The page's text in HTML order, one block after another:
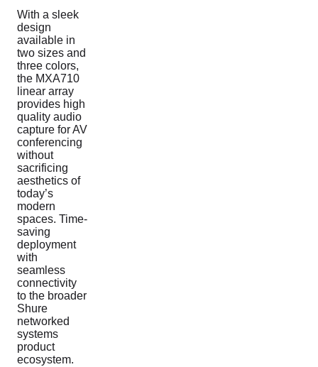
With a sleek
design
available in
two sizes and
three colors,
the MXA710
linear array
provides high
quality audio
capture for AV
conferencing
without
sacrificing
aesthetics of
today’s
modern
spaces. Time-
saving
deployment
with
seamless
connectivity
to the broader
Shure
networked
systems
product
ecosystem.